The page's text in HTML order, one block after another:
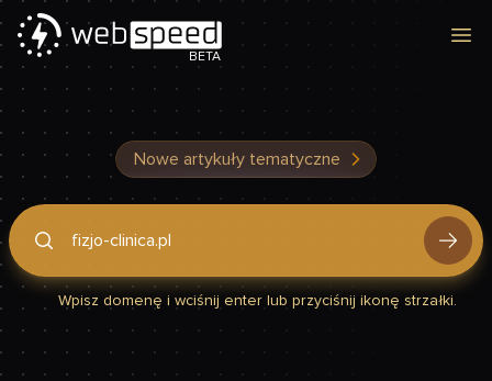
BETA
Nowe artykuły tematyczne
Podaj domenę, by sprawdzić, czy Twoja strona jest szybka
Wpisz domenę i wciśnij enter lub przyciśnij ikonę strzałki.